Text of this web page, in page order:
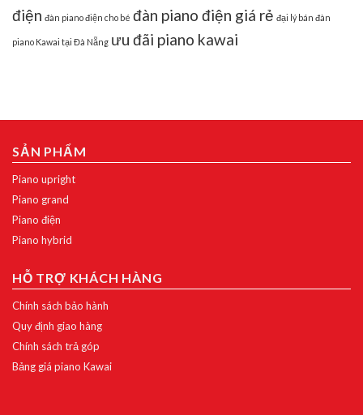
điện đàn piano điện cho bé đàn piano điện giá rẻ đại lý bán đàn
piano Kawai tại Đà Nẵng ưu đãi piano kawai
SẢN PHẨM
Piano upright
Piano grand
Piano điện
Piano hybrid
HỖ TRỢ KHÁCH HÀNG
Chính sách bảo hành
Quy định giao hàng
Chính sách trả góp
Bảng giá piano Kawai